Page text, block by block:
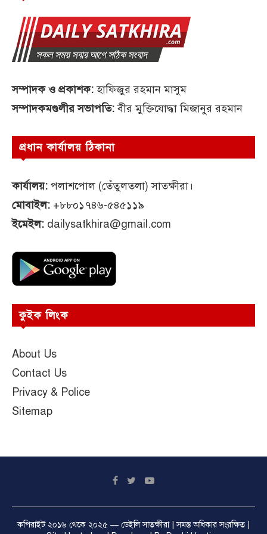
সম্পাদক ও প্রকাশক:হাফিজুর রহমান মাসুম
সম্পাদকমণ্ডলীর সভাপতি:বীর মুক্তিযোদ্ধা মিজানুর রহমান
প্রধান কার্যালয় ঠিকানা
কার্যালয়: পলাশপোল (তেঁতুলতলা) সাতক্ষীরা।
মোবাইল: +৮৮০১৭৪৬-৫৪৫১১৯
ইমেইল: dailysatkhira@gmail.com
কুইক লিংক
About Us
Contact Us
Privacy & Police
Sitemap
কপিরাইট ২০১৬ থেকে ২০২৫ — ডেইলি সাতক্ষীরা| সমস্ত অধিকার সংরক্ষিত |